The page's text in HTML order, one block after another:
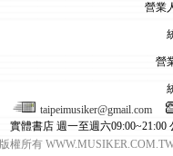
營業
營
taipeimusiker@gmail.com
實體書店 週一至週六09:00~21:00
版權所有